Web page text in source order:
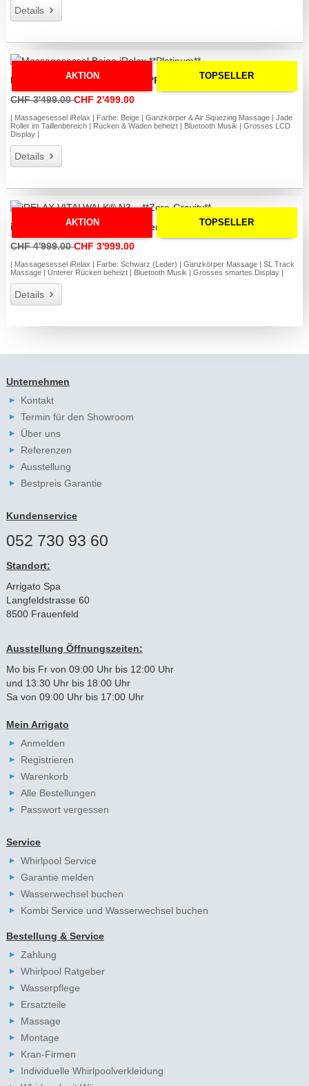
Details
AKTION TOPSELLER
Massagesessel Beige iRelax **Platinum**
CHF 3'499.00CHF 2'499.00
| Massagesessel iRelax | Farbe: Beige | Ganzkörper & Air Squezing Massage | Jade
Roller im Taillenbereich | Rücken & Waden beheizt | Bluetooth Musik | Grosses LCD
Display |
Details
AKTION TOPSELLER
iRELAX VITALWALK® N3 – **Zero-Gravity**
CHF 4'999.00CHF 3'999.00
| Massagesessel iRelax | Farbe: Schwarz (Leder) | Ganzkörper Massage | SL Track
Massage | Unterer Rücken beheizt | Bluetooth Musik | Grosses smartes Display |
Details
Unternehmen
Kontakt
Termin für den Showroom
Über uns
Referenzen
Ausstellung
Bestpreis Garantie
Kundenservice
052 730 93 60
Standort:
Arrigato Spa
Langfeldstrasse 60
8500 Frauenfeld
Ausstellung Öffnungszeiten:
Mo bis Fr von 09:00 Uhr bis 12:00 Uhr
und 13:30 Uhr bis 18:00 Uhr
Sa von 09:00 Uhr bis 17:00 Uhr
Mein Arrigato
Anmelden
Registrieren
Warenkorb
Alle Bestellungen
Passwort vergessen
Service
Whirlpool Service
Garantie melden
Wasserwechsel buchen
Kombi Service und Wasserwechsel buchen
Bestellung & Service
Zahlung
Whirlpool Ratgeber
Wasserpflege
Ersatzteile
Massage
Montage
Kran-Firmen
Individuelle Whirlpoolverkleidung